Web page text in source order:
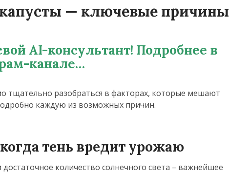
— ключевые причины
AI-консультант! Подробнее в
канале…
тщательно разобраться в факторах, которые мешают
каждую из возможных причин.
тень вредит урожаю
количество солнечного света – важнейшее